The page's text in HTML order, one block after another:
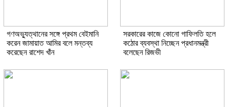
গণঅভ্যুত্থানের সঙ্গে প্রথম বেইমানি
করেন জামায়াত আমির বলে মন্তব্য
করেছেন রাশেদ খাঁন
সরকারের কাজে কোনো গাফিলতি হলে
কঠোর ব্যবস্থা নিচ্ছেন প্রধানমন্ত্রী
বলেছেন রিজভী